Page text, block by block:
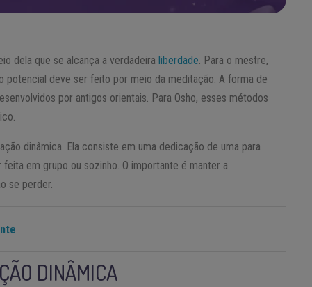
dela que se alcança a verdadeira liberdade. Para o mestre,
potencial deve ser feito por meio da meditação. A forma de
por antigos orientais. Para Osho, esses métodos
dinâmica. Ela consiste em uma dedicação de uma para
em grupo ou sozinho. O importante é manter a
se perder.
DINÂMICA